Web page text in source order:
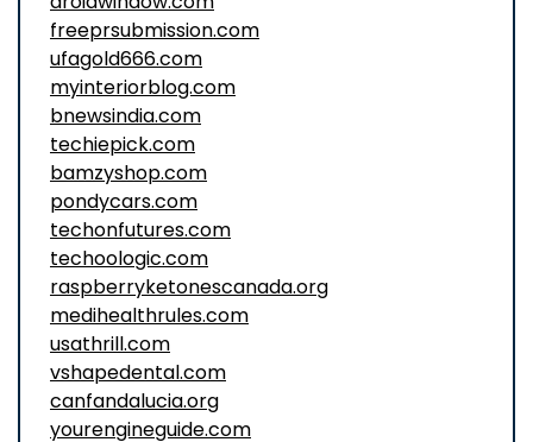
freeprsubmission.com
ufagold666.com
myinteriorblog.com
bnewsindia.com
techiepick.com
bamzyshop.com
pondycars.com
techonfutures.com
techoologic.com
raspberryketonescanada.org
medihealthrules.com
usathrill.com
vshapedental.com
canfandalucia.org
yourengineguide.com